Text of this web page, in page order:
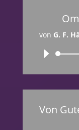
von G. F.
Von